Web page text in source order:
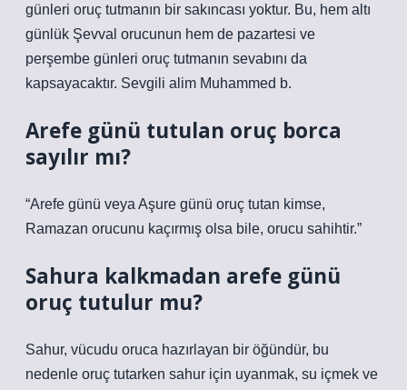
günleri oruç tutmanın bir sakıncası yoktur. Bu, hem altı
günlük Şevval orucunun hem de pazartesi ve
perşembe günleri oruç tutmanın sevabını da
kapsayacaktır. Sevgili alim Muhammed b.
Arefe günü tutulan oruç borca
sayılır mı?
“Arefe günü veya Aşure günü oruç tutan kimse,
Ramazan orucunu kaçırmış olsa bile, orucu sahihtir.”
Sahura kalkmadan arefe günü
oruç tutulur mu?
Sahur, vücudu oruca hazırlayan bir öğündür, bu
nedenle oruç tutarken sahur için uyanmak, su içmek ve